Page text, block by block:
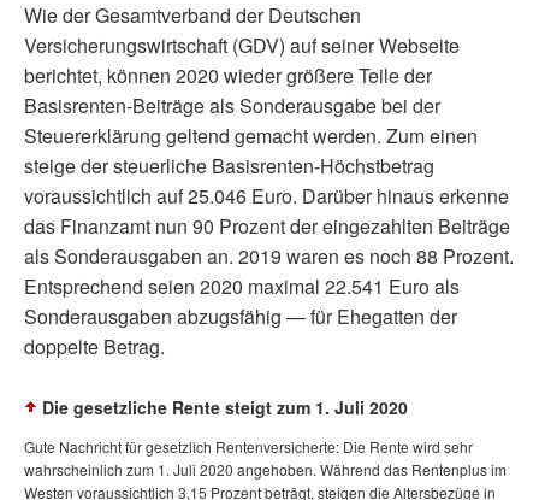
Wie der Gesamtverband der Deutschen
Versicherungswirtschaft (GDV) auf seiner Webseite
berichtet, können 2020 wieder größere Teile der
Basisrenten-Beiträge als Sonderausgabe bei der
Steuererklärung geltend gemacht werden. Zum einen
steige der steuerliche Basisrenten-Höchstbetrag
voraussichtlich auf 25.046 Euro. Darüber hinaus erkenne
das Finanzamt nun 90 Prozent der eingezahlten Beiträge
als Sonderausgaben an. 2019 waren es noch 88 Prozent.
Entsprechend seien 2020 maximal 22.541 Euro als
Sonderausgaben abzugsfähig — für Ehegatten der
doppelte Betrag.
Die gesetzliche Rente steigt zum 1. Juli 2020
Gute Nachricht für gesetzlich Rentenversicherte: Die Rente wird sehr
wahrscheinlich zum 1. Juli 2020 angehoben. Während das Rentenplus im
Westen voraussichtlich 3,15 Prozent beträgt, steigen die Altersbezüge in